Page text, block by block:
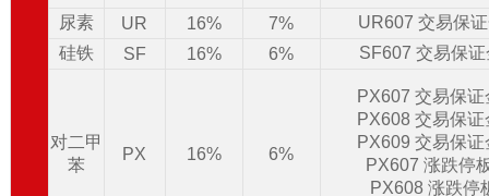
尿素 UR 16% 7%
UR607 交易保
硅铁
SF 16% 6% SF607 交易保
对二甲
苯
PX 16% 6%
PX607 交易保
PX608 交易保
PX609 交易保
PX607 涨跌停
PX608 涨跌停